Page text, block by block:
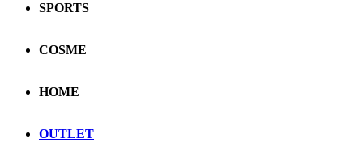
SPORTS
COSME
HOME
OUTLET